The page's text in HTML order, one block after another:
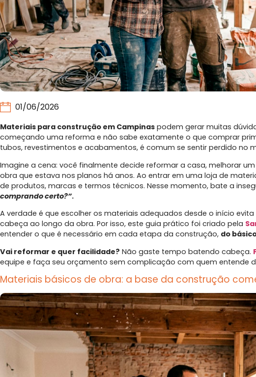
01/06/2026
Materiais para construção em Campinas podem gerar muitas
começando uma reforma e não sabe exatamente o que comprar
tubos, revestimentos e acabamentos, é comum se sentir perdido no
Imagine a cena: você finalmente decide reformar a casa, melhorar
obra que estava nos planos há anos. Ao entrar em uma loja de
de produtos, marcas e termos técnicos. Nesse momento, bate a
comprando certo?”.
A verdade é que escolher os materiais adequados desde o início
cabeça ao longo da obra. Por isso, este guia prático foi criado pela
entender o que é necessário em cada etapa da construção, do
Vai reformar e quer facilidade? Não gaste tempo batendo cabeça.
equipe e faça seu orçamento sem complicação com quem entende
Materiais básicos de obra: a base da construção